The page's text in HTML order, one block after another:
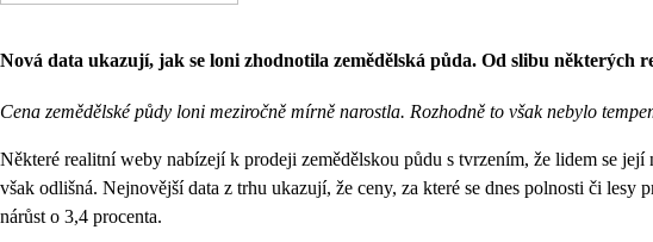
Nová data ukazují, jak se loni zhodnotila zemědělská půda. Od slibu některých
Cena zemědělské půdy loni meziročně mírně narostla. Rozhodně to však nebylo
Některé realitní weby nabízejí k prodeji zemědělskou půdu s tvrzením, že lidem se
však odlišná. Nejnovější data z trhu ukazují, že ceny, za které se dnes polnosti či
nárůst o 3,4 procenta.